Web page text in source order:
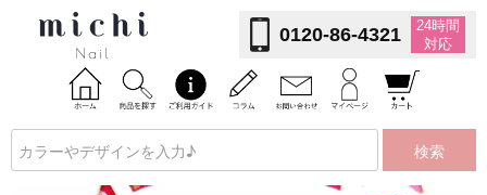
0120-86-4321
24時間
対応
検索